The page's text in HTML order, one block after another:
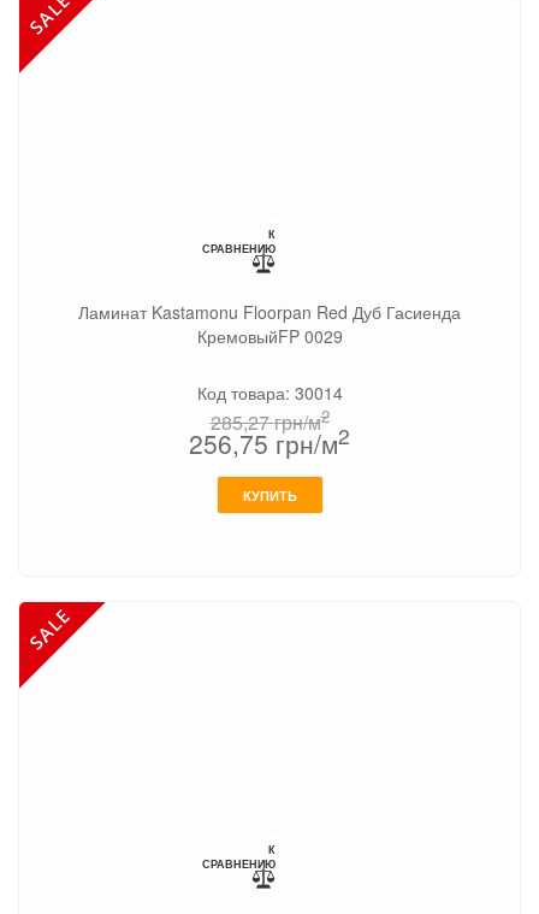
К
СРАВНЕНИЮ
Ламинат Kastamonu Floorpan Red Дуб Гасиенда
КремовыйFP 0029
Код товара: 30014
285,27грн/м2
256,75 грн/м2
КУПИТЬ
К
СРАВНЕНИЮ